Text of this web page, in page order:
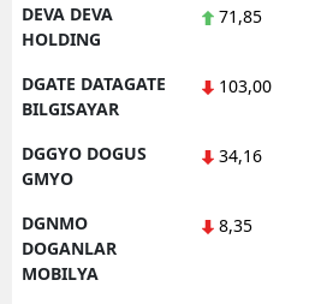
DEVA DEVA
HOLDING
71,85
DGATE DATAGATE
BILGISAYAR
103,00
DGGYO DOGUS
GMYO
34,16
DGNMO
DOGANLAR
MOBILYA
8,35